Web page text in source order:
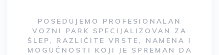
POSEDUJEMO PROFESIONALAN
VOZNI PARK SPECIJALIZOVAN ZA
ŠLEP, RAZLIČITE VRSTE, NAMENA I
MOGUĆNOSTI KOJI JE SPREMAN DA